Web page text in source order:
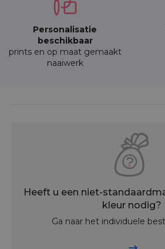
Personalisatie
beschikbaar
prints en op maat gemaakt
naaiwerk
Heeft u een niet-
kleur nodig?
Ga naar het individuele